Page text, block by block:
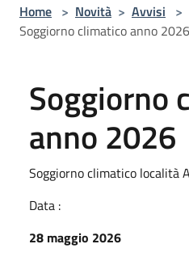
Home > Novità > Avvisi >
Soggiorno climatico anno 2026
Soggiorno
anno 2026
Soggiorno climatico località
Data :
28 maggio 2026